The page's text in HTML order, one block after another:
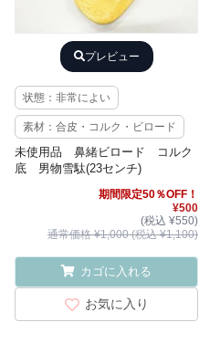
プレビュー
状態：非常によい
素材：合皮・コルク・ビロード
未使用品 鼻緒ビロード コルク
底 男物雪駄(23センチ)
期間限定50％OFF！
¥500
(税込 ¥550)
通常価格 ¥1,000 (税込 ¥1,100)
カゴに入れる
お気に入り